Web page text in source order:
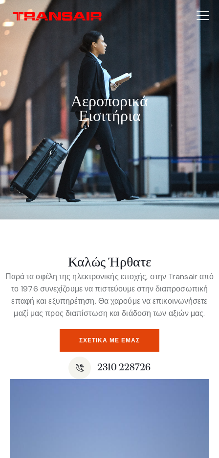
Αεροπορικά
Εισιτήρια
Καλώς Ήρθατε
Παρά τα οφέλη της ηλεκτρονικής εποχής, στην Transair από
το 1976 συνεχίζουμε να πιστεύουμε στην διαπροσωπική
επαφή και εξυπηρέτηση. Θα χαρούμε να επικοινωνήσετε
μαζί μας προς διαπίστωση και διάδοση των αξιών μας.
ΣΧΕΤΙΚΆ ΜΕ ΕΜΆΣ
2310 228726